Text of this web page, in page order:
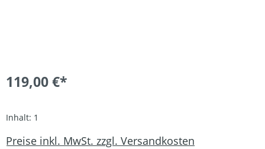
119,00 €*
Inhalt: 1
Preise inkl. MwSt. zzgl. Versandkosten